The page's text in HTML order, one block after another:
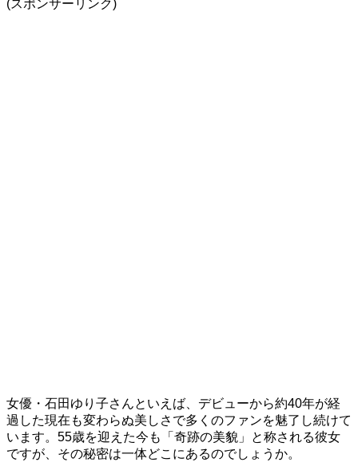
(スポンサーリンク)
女優・石田ゆり子さんといえば、デビューから約40年が経
過した現在も変わらぬ美しさで多くのファンを魅了し続けて
います。55歳を迎えた今も「奇跡の美貌」と称される彼女
ですが、その秘密は一体どこにあるのでしょうか。